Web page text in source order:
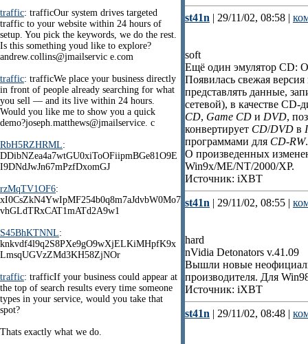
traffic: trafficOur system drives targeted
traffic to your website within 24 hours of
setup. You pick the keywords, we do the rest.
Is this something youd like to explore?
andrew.collins@jmailservic e.com
traffic: trafficWe place your business directly
in front of people already searching for what
you sell — and its live within 24 hours.
Would you like me to show you a quick
demo?joseph.matthews@jmailservice. c
RbH5RZHRML:
DDibNZea4a7wtGU0xiToOFiipmBGe81O9E
I9DNdJwJn67mPzfDxomGJ
rzMqTV1OF6:
xI0CsZkN4YwIpMF254b0q8m7aJdvbW0Mo7
vhGLdTRxCAT1mATd2A9w1
S45BhKTNNL:
knkvdf4l9q2S8PXe9gO9wXjELKiMHpfK9x
LmsqUGVzZMd3KH58ZjNOr
traffic: trafficIf your business could appear at
the top of search results every time someone
types in your service, would you take that
spot?
Thats exactly what we do.
st41n | 29/11/02, 08:58 |
soft
Ещё один эмулятор CD:
Появилась свежая
представлять данные,
сетевой), в качестве
CD, Game CD и DVD,
конвертирует CD/DVD в
программами для CD-RW.
О произведенных
Win9x/ME/NT/2000/XP.
Источник: iXBT
st41n | 29/11/02, 08:55 |
hard
nVidia Detonators v.41.09
Вышли новые
производителя. Для
Источник: iXBT
st41n | 29/11/02, 08:48 |